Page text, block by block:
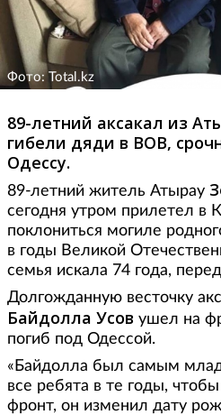
Фото: Total.kz
89-летний аксакал из
гибели дяди в ВОВ,
Одессу.
89-летний житель Атырау
сегодня утром прилетел в
поклониться могиле
в годы Великой
семья искала 74 года,
Долгожданную весточку
Байдолла Усов ушел на
погиб под Одессой.
«Байдолла был самым
все ребята в те годы,
фронт, он изменил дату